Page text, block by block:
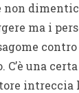
ma i
una
intreccia